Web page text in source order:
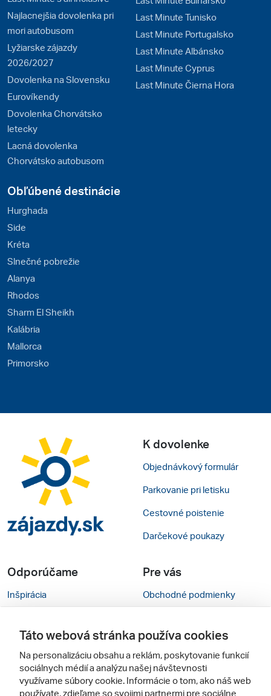
Najlacnejšia dovolenka pri
mori autobusom
Lyžiarske zájazdy
2026/2027
Dovolenka na Slovensku
Eurovíkendy
Dovolenka Chorvátsko
letecky
Lacná dovolenka
Chorvátsko autobusom
Last Minute Tunisko
Last Minute Portugalsko
Last Minute Albánsko
Last Minute Cyprus
Last Minute Čierna Hora
Obľúbené destinácie
Hurghada
Side
Kréta
Slnečné pobrežie
Alanya
Rhodos
Sharm El Sheikh
Kalábria
Mallorca
Primorsko
K dovolenke
Objednávkový formulár
Parkovanie pri letisku
Cestovné poistenie
Darčekové poukazy
Odporúčame
Inšpirácia
Cestovné kancelárie
Zájezdy.cz
Pre vás
Obchodné podmienky
Nastavenie cookies
Verzia webu pre PC
Táto webová stránka používa cookies
Na personalizáciu obsahu a reklám, poskytovanie funkcií
sociálnych médií a analýzu našej návštevnosti
využívame súbory cookie. Informácie o tom, ako náš web
používate, zdieľame so svojimi partnermi pre sociálne